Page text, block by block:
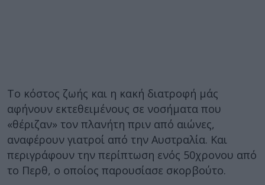
Το κόστος ζωής και η κακή διατροφή μάς
αφήνουν εκτεθειμένους σε νοσήματα που
«θέριζαν» τον πλανήτη πριν από αιώνες,
αναφέρουν γιατροί από την Αυστραλία. Και
περιγράφουν την περίπτωση ενός 50χρονου από
το Περθ, ο οποίος παρουσίασε σκορβούτο.